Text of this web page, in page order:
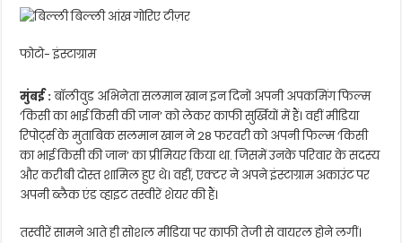
फोटो- इंस्टाग्राम
मुंबई :बॉलीवुड अभिनेता सलमान खान इन दिनों अपनी अपकमिंग फिल्म
‘किसी का भाई किसी की जान’ को लेकर काफी सुर्खियों में हैं। वहीं मीडिया
रिपोर्ट्स के मुताबिक सलमान खान ने 28 फरवरी को अपनी फिल्म ‘किसी
का भाई किसी की जान’ का प्रीमियर किया था. जिसमें उनके परिवार के सदस्य
और करीबी दोस्त शामिल हुए थे। वहीं, एक्टर ने अपने इंस्टाग्राम अकाउंट पर
अपनी ब्लैक एंड व्हाइट तस्वीरें शेयर की हैं।
तस्वीरें सामने आते ही सोशल मीडिया पर काफी तेजी से वायरल होने लगीं।